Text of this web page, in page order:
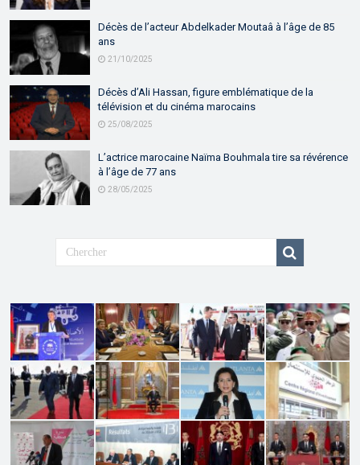
Décès de l’acteur Abdelkader Moutaâ à l’âge de 85
ans
21/10/2025
Décès d’Ali Hassan, figure emblématique de la
télévision et du cinéma marocains
25/08/2025
L’actrice marocaine Naïma Bouhmala tire sa révérence
à l’âge de 77 ans
28/05/2025